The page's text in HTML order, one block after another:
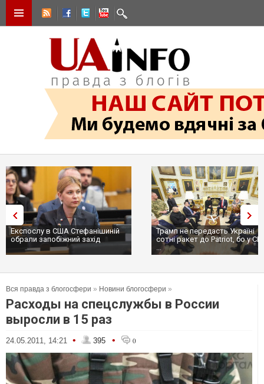
Експослу в США Стефанішиній
обрали запобіжний захід
Трамп не передасть Україні
сотні ракет до Patriot, бо у
...
Вся правда з блогосфери » Новини блогосфери »
Расходы на спецслужбы в России
выросли в 15 раз
24.05.2011, 14:21 • 395 • 0